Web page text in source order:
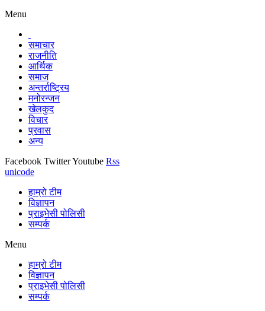
Menu
समाचार
राजनीति
आर्थिक
समाज
अन्तर्राष्ट्रिय
मनोरन्जन
खेलकुद
विचार
प्रवास
अन्य
Facebook TwitterYoutube Rss
unicode
हाम्रो टीम
विज्ञापन
प्राइभेसी पोलिसी
सम्पर्क
Menu
हाम्रो टीम
विज्ञापन
प्राइभेसी पोलिसी
सम्पर्क